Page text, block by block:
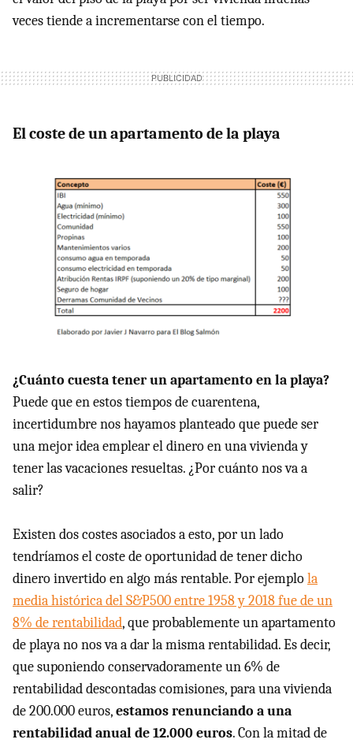
veces tiende a incrementarse con el tiempo.
El coste de un apartamento de la playa
¿Cuánto cuesta tener un apartamento en la playa?
Puede que en estos tiempos de cuarentena,
incertidumbre nos hayamos planteado que puede ser
una mejor idea emplear el dinero en una vivienda y
tener las vacaciones resueltas. ¿Por cuánto nos va a
salir?
Existen dos costes asociados a esto, por un lado
tendríamos el coste de oportunidad de tener dicho
dinero invertido en algo más rentable. Por ejemplola
media histórica del S&P500 entre 1958 y 2018 fue de un
8% de rentabilidad, que probablemente un apartamento
de playa no nos va a dar la misma rentabilidad. Es decir,
que suponiendo conservadoramente un 6% de
rentabilidad descontadas comisiones, para una vivienda
de 200.000 euros,estamos renunciando a una
rentabilidad anual de 12.000 euros. Con la mitad de